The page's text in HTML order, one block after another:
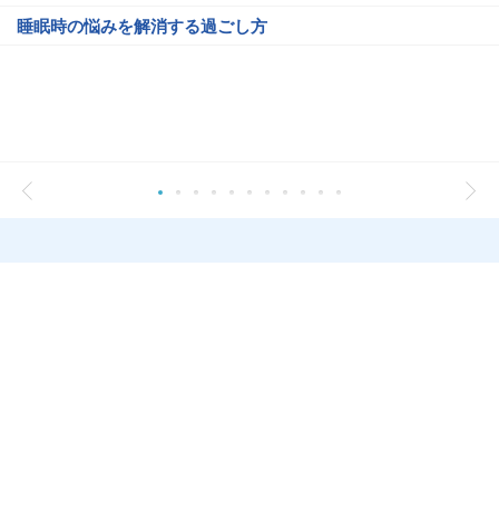
睡眠時の悩みを解消する過ごし方